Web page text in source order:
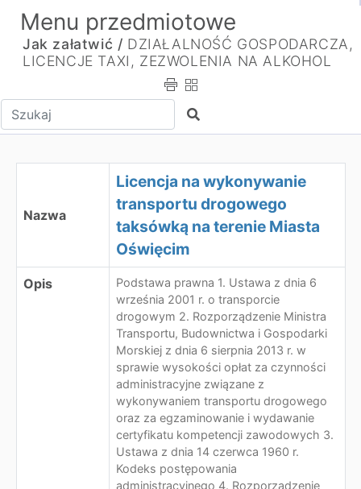
Menu przedmiotowe
Jak załatwić / DZIAŁALNOŚĆ GOSPODARCZA,
LICENCJE TAXI, ZEZWOLENIA NA ALKOHOL
Wpisz tekst do wyszukania Szukaj
Nazwa
Licencja na wykonywanie
transportu drogowego
taksówką na terenie Miasta
Oświęcim
Opis
Podstawa prawna 1. Ustawa z dnia 6
września 2001 r. o transporcie
drogowym 2. Rozporządzenie Ministra
Transportu, Budownictwa i Gospodarki
Morskiej z dnia 6 sierpnia 2013 r. w
sprawie wysokości opłat za czynności
administracyjne związane z
wykonywaniem transportu drogowego
oraz za egzaminowanie i wydawanie
certyfikatu kompetencji zawodowych 3.
Ustawa z dnia 14 czerwca 1960 r.
Kodeks postępowania
administracyjnego 4. Rozporządzenie